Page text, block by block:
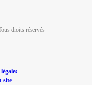
droits réservés
site